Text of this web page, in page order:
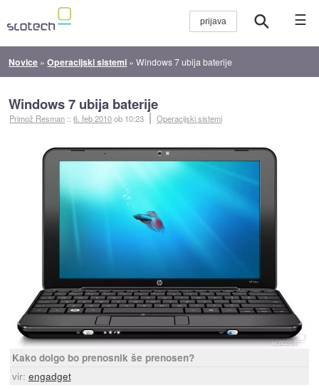
☰
Novice »Operacijski sistemi »Windows 7 ubija baterije
Windows 7 ubija baterije
Primož Resman ::6. feb 2010ob 10:23 Operacijski sistemi
Kako dolgo bo prenosnik še prenosen?
vir: engadget